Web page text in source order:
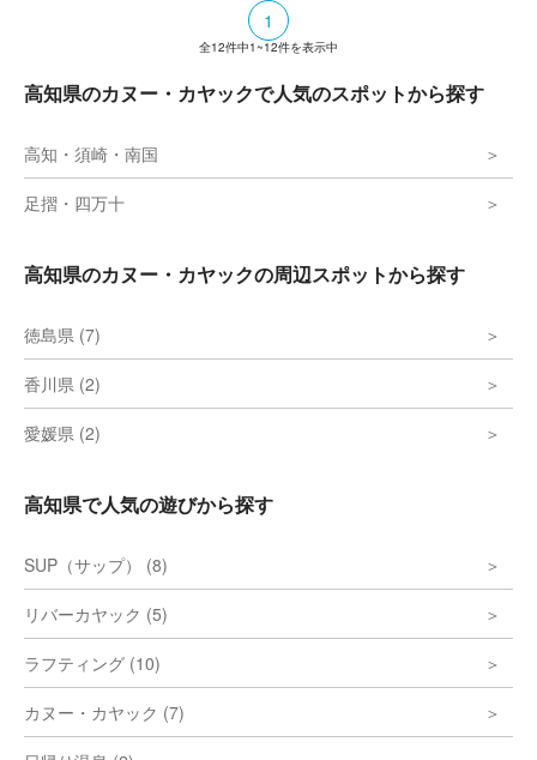
1
全12件中1~12件を表示中
高知県のカヌー・カヤックで人気のスポットから探す
高知・須崎・南国
足摺・四万十
高知県のカヌー・カヤックの周辺スポットから探す
徳島県 (7)
香川県 (2)
愛媛県 (2)
高知県で人気の遊びから探す
SUP（サップ） (8)
リバーカヤック (5)
ラフティング (10)
カヌー・カヤック (7)